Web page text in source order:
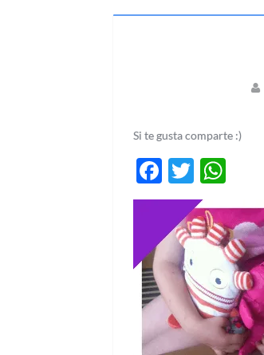
Si te gusta comparte :)
Facebook
Twitter